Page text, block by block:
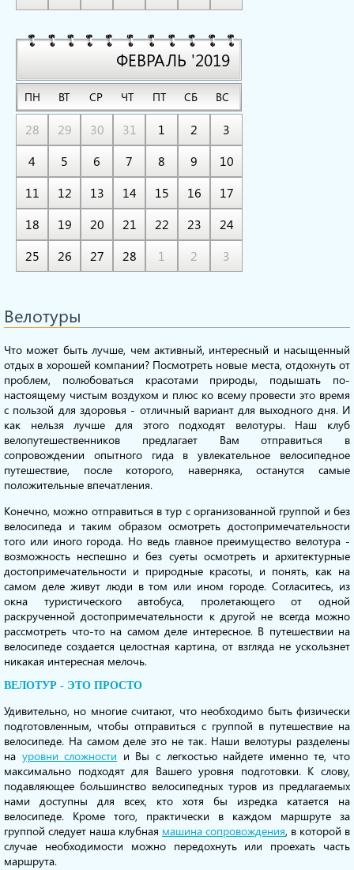
ФЕВРАЛЬ '2019
ПН ВТ СР ЧТ ПТ СБ ВС
28 29 30 31 1 2
3
4
5 6 7 8 9
10
11
12 13 14 15 16
17
18
19 20 21 22 23
24
25
26 27 28 1 2 3
Велотуры
Что может быть лучше, чем активный, интересный и насыщенный
отдых в хорошей компании? Посмотреть новые места, отдохнуть от
проблем, полюбоваться красотами природы, подышать по-
настоящему чистым воздухом и плюс ко всему провести это время
с пользой для здоровья - отличный вариант для выходного дня. И
как нельзя лучше для этого подходят велотуры. Наш клуб
велопутешественников предлагает Вам отправиться в
сопровождении опытного гида в увлекательное велосипедное
путешествие, после которого, наверняка, останутся самые
положительные впечатления.
Конечно, можно отправиться в тур с организованной группой и без
велосипеда и таким образом осмотреть достопримечательности
того или иного города. Но ведь главное преимущество велотура -
возможность неспешно и без суеты осмотреть и архитектурные
достопримечательности и природные красоты, и понять, как на
самом деле живут люди в том или ином городе. Согласитесь, из
окна туристического автобуса, пролетающего от одной
раскрученной достопримечательности к другой не всегда можно
рассмотреть что-то на самом деле интересное. В путешествии на
велосипеде создается целостная картина, от взгляда не ускользнет
никакая интересная мелочь.
ВЕЛОТУР - ЭТО ПРОСТО
Удивительно, но многие считают, что необходимо быть физически
подготовленным, чтобы отправиться с группой в путешествие на
велосипеде. На самом деле это не так. Наши велотуры разделены
на уровни сложности и Вы с легкостью найдете именно те, что
максимально подходят для Вашего уровня подготовки. К слову,
подавляющее большинство велосипедных туров из предлагаемых
нами доступны для всех, кто хотя бы изредка катается на
велосипеде. Кроме того, практически в каждом маршруте за
группой следует наша клубная машина сопровождения, в которой в
случае необходимости можно передохнуть или проехать часть
маршрута.